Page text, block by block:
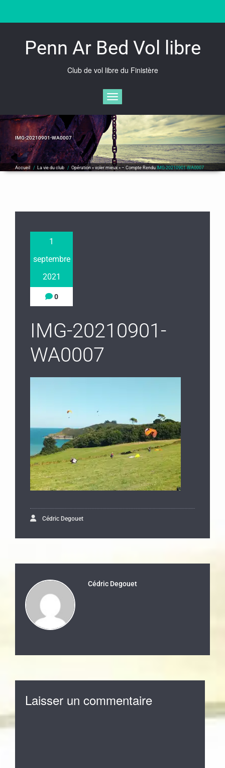
content
Penn Ar Bed Vol libre
Club de vol libre du Finistère
Afficher/masquer la navigation
IMG-20210901-WA0007
Accueil / La vie du club / Opération « voler mieux » – Compte Rendu IMG-20210901-WA0007
1
septembre
2021
0
IMG-20210901-
WA0007
Cédric Degouet
Cédric Degouet
Laisser un commentaire